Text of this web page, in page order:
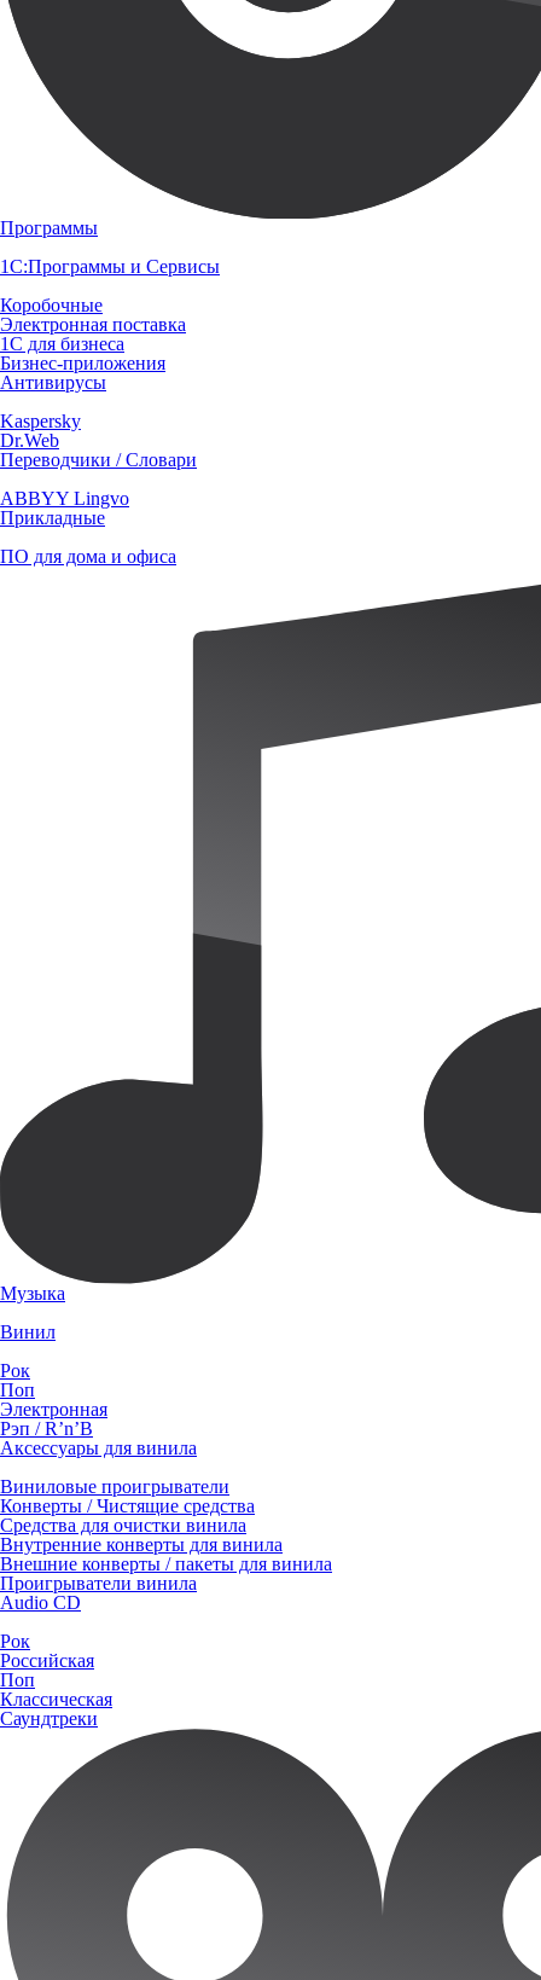
Программы
1С:Программы и Сервисы
Коробочные
Электронная поставка
1С для бизнеса
Бизнес-приложения
Антивирусы
Kaspersky
Dr.Web
Переводчики / Словари
ABBYY Lingvo
Прикладные
ПО для дома и офиса
Музыка
Винил
Рок
Поп
Электронная
Рэп / R’n’B
Аксессуары для винила
Виниловые проигрыватели
Конверты / Чистящие средства
Средства для очистки винила
Внутренние конверты для винила
Внешние конверты / пакеты для винила
Проигрыватели винила
Audio CD
Рок
Российская
Поп
Классическая
Саундтреки